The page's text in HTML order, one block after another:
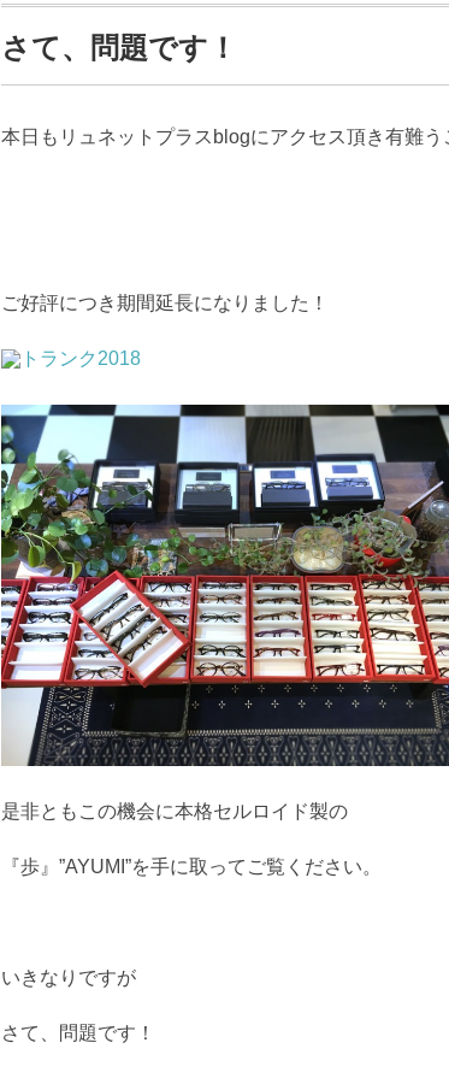
さて、問題です！
本日もリュネットプラスblogにアクセス頂き有難う
ご好評につき期間延長になりました！
是非ともこの機会に本格セルロイド製の
『歩』”AYUMI”を手に取ってご覧ください。
いきなりですが
さて、問題です！